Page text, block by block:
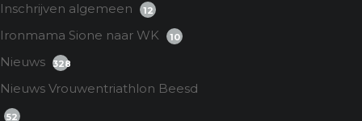
Inschrijven algemeen 12
Ironmama Sione naar WK 10
Nieuws 328
Nieuws Vrouwentriathlon Beesd
52